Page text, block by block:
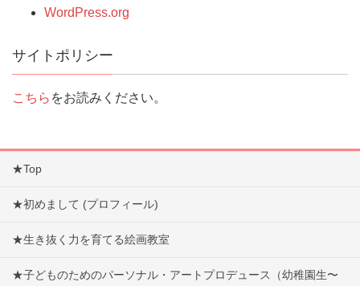
WordPress.org
サイトポリシー
こちら をお読みください。
★Top
★初めまして (プロフィール)
★生き抜く力を育てる絵画教室
★子どものためのパーソナル・アートプロデュース（幼稚園生〜